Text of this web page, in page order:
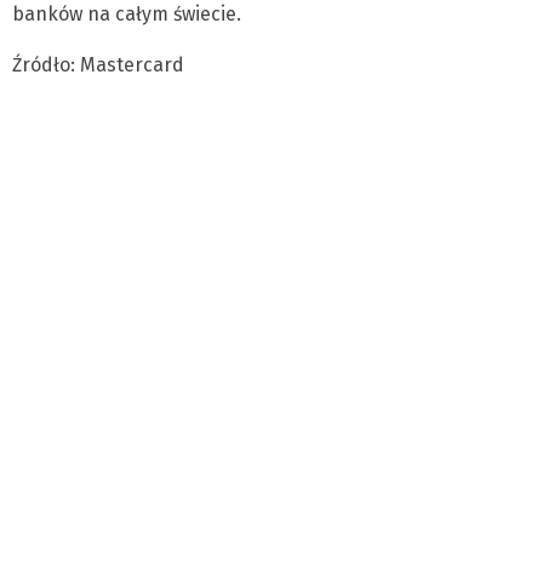
banków na całym świecie.
Źródło: Mastercard